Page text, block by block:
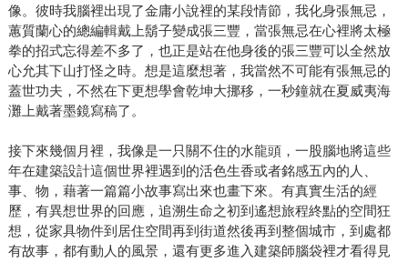
像。彼時我腦裡出現了金庸小說裡的某段情節，我化身張無忌，
蕙質蘭心的總編輯戴上鬍子變成張三豐，當張無忌在心裡將太極
拳的招式忘得差不多了，也正是站在他身後的張三豐可以全然放
心允其下山打怪之時。想是這麼想著，我當然不可能有張無忌的
蓋世功夫，不然在下更想學會乾坤大挪移，一秒鐘就在夏威夷海
灘上戴著墨鏡寫稿了。
接下來幾個月裡，我像是一只關不住的水龍頭，一股腦地將這些
年在建築設計這個世界裡遇到的活色生香或者銘感五內的人、
事、物，藉著一篇篇小故事寫出來也畫下來。有真實生活的經
歷，有異想世界的回應，追溯生命之初到遙想旅程終點的空間狂
想，從家具物件到居住空間再到街道然後再到整個城市，到處都
有故事，都有動人的風景，還有更多進入建築師腦袋裡才看得見